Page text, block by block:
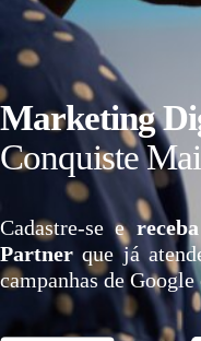
Marketing
Conquiste
Cadastre-se e
Partner que já
campanhas de